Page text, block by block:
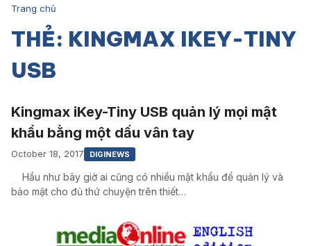
Trang chủ
THẺ: KINGMAX IKEY-TINY
USB
Kingmax iKey-Tiny USB quản lý mọi mật
khẩu bằng một dấu vân tay
October 18, 2017 DIGINEWS
Hầu như bây giờ ai cũng có nhiều mật khẩu để quản lý và
bảo mật cho đủ thứ chuyện trên thiết…